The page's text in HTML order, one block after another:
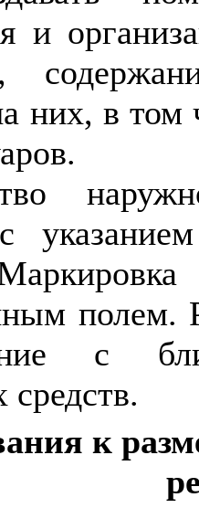
и
них, в том
полем.
с
к